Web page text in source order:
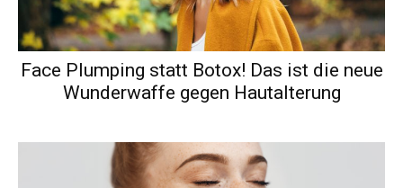
Face Plumping statt Botox! Das ist die neue
Wunderwaffe gegen Hautalterung